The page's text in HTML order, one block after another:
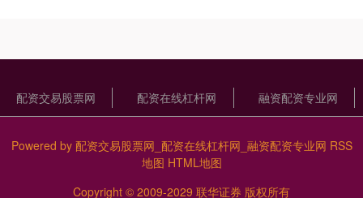
配资交易股票网 配资在线杠杆网 融资配资专业网
Powered by 配资交易股票网_配资在线杠杆网_融资配资专业网 RSS
地图 HTML地图
Copyright © 2009-2029 联华证券 版权所有